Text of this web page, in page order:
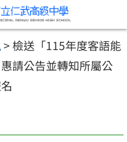
> 檢送「115年度客語能
請公告並轉知所屬公